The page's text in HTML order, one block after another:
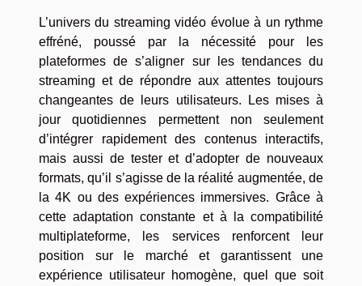
L’univers du streaming vidéo évolue à un rythme
effréné, poussé par la nécessité pour les
plateformes de s’aligner sur les tendances du
streaming et de répondre aux attentes toujours
changeantes de leurs utilisateurs. Les mises à
jour quotidiennes permettent non seulement
d’intégrer rapidement des contenus interactifs,
mais aussi de tester et d’adopter de nouveaux
formats, qu’il s’agisse de la réalité augmentée, de
la 4K ou des expériences immersives. Grâce à
cette adaptation constante et à la compatibilité
multiplateforme, les services renforcent leur
position sur le marché et garantissent une
expérience utilisateur homogène, quel que soit